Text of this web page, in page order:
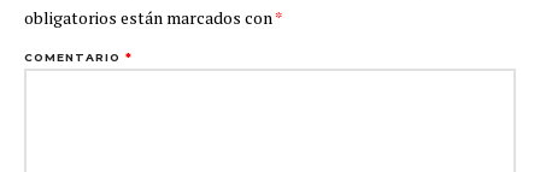
obligatorios están marcados con*
COMENTARIO *